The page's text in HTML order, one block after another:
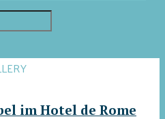
im Hotel de Rome